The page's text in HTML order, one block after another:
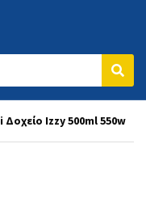
Izzy 500ml 550w